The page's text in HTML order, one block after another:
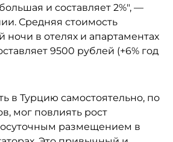
и составляет 2%", —
Средняя стоимость
ночи в отелях и апартаментах
9500 рублей (+6% год
в Турцию самостоятельно, по
мог повлиять рост
размещением в